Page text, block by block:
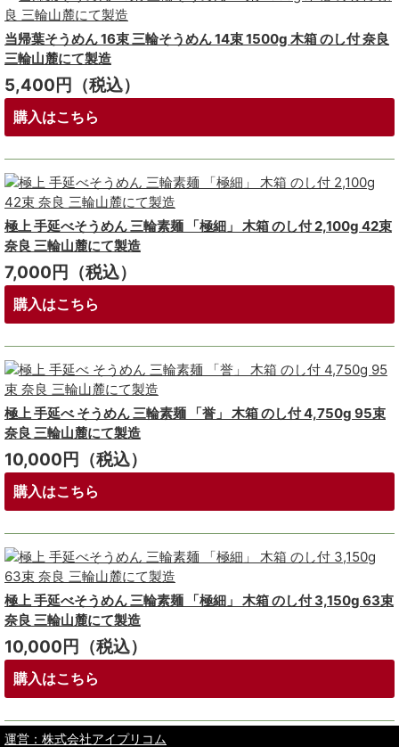
当帰葉そうめん 16束 三輪そうめん 14束 1500g 木箱 のし付 奈良
三輪山麓にて製造
5,400円（税込）
購入はこちら
極上 手延べそうめん 三輪素麺 「極細」 木箱 のし付 2,100g 42束
奈良 三輪山麓にて製造
7,000円（税込）
購入はこちら
極上 手延べ そうめん 三輪素麺 「誉」 木箱 のし付 4,750g 95束
奈良 三輪山麓にて製造
10,000円（税込）
購入はこちら
極上 手延べそうめん 三輪素麺 「極細」 木箱 のし付 3,150g 63束
奈良 三輪山麓にて製造
10,000円（税込）
購入はこちら
運営：株式会社アイプリコム